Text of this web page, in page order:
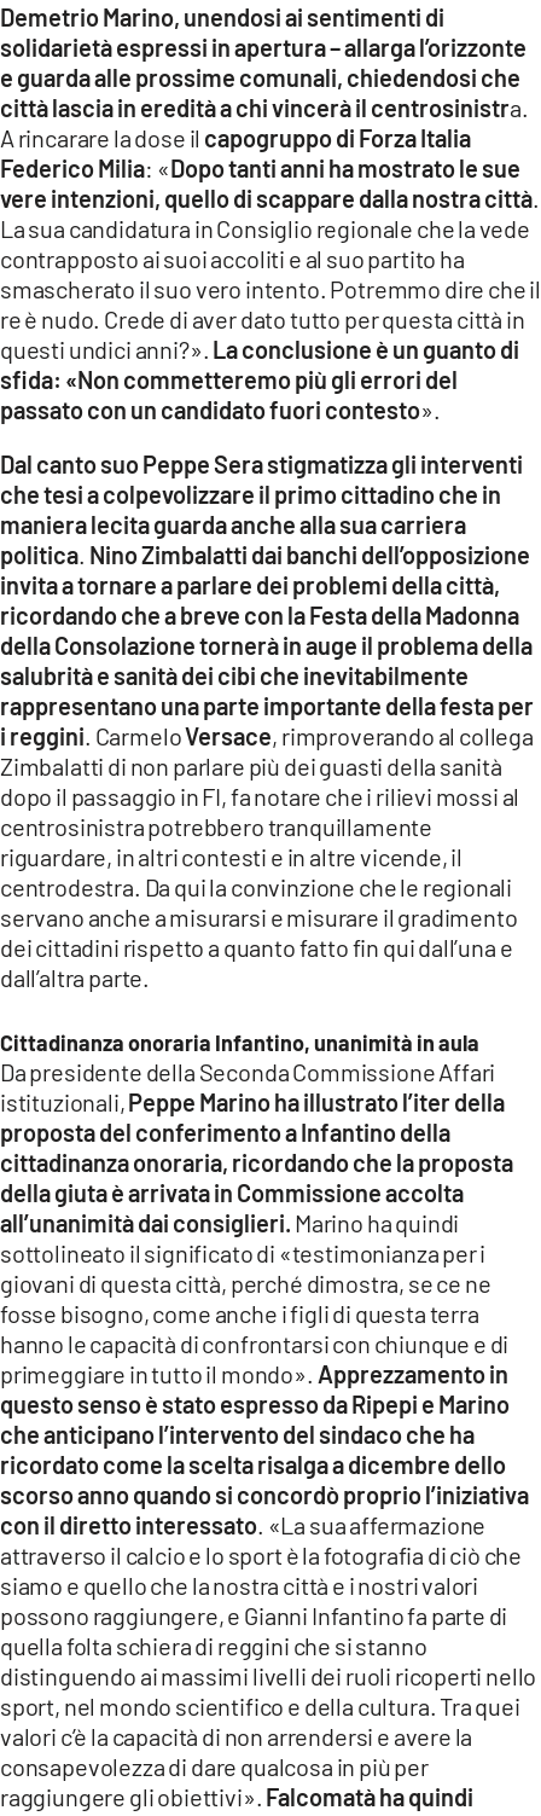
Demetrio Marino, unendosi ai sentimenti di
solidarietà espressi in apertura – allarga l’orizzonte
e guarda alle prossime comunali, chiedendosi che
città lascia in eredità a chi vincerà il centrosinistra.
A rincarare la dose il capogruppo di Forza Italia
Federico Milia: «Dopo tanti anni ha mostrato le sue
vere intenzioni, quello di scappare dalla nostra città
La sua candidatura in Consiglio regionale che la vede
contrapposto ai suoi accoliti e al suo partito ha
smascherato il suo vero intento. Potremmo dire che il
re è nudo. Crede di aver dato tutto per questa città in
questi undici anni?». La conclusione è un guanto di
sfida: «Non commetteremo più gli errori del
passato con un candidato fuori contesto».
Dal canto suo Peppe Sera stigmatizza gli interventi
che tesi a colpevolizzare il primo cittadino che in
maniera lecita guarda anche alla sua carriera
politica Nino Zimbalatti dai banchi dell’opposizione
invita a tornare a parlare dei problemi della città,
ricordando che a breve con la Festa della Madonna
della Consolazione tornerà in auge il problema della
salubrità e sanità dei cibi che inevitabilmente
rappresentano una parte importante della festa per
i reggini . CarmeloVersace, rimproverando al collega
Zimbalatti di non parlare più dei guasti della sanità
dopo il passaggio in FI, fa notare che i rilievi mossi al
centrosinistra potrebbero tranquillamente
riguardare, in altri contesti e in altre vicende, il
centrodestra. Da qui la convinzione che le regionali
servano anche a misurarsi e misurare il gradimento
dei cittadini rispetto a quanto fatto fin qui dall’una e
dall’altra parte.
Cittadinanza onoraria Infantino, unanimità in aula
Da presidente della Seconda Commissione Affari
istituzionali,Peppe Marino ha illustrato l’iter della
proposta del conferimento a Infantino della
cittadinanza onoraria, ricordando che la proposta
della giuta è arrivata in Commissione accolta
all’unanimità dai consiglieri. Marino ha quindi
sottolineato il significato di «testimonianza per i
giovani di questa città, perché dimostra, se ce ne
fosse bisogno, come anche i figli di questa terra
hanno le capacità di confrontarsi con chiunque e di
primeggiare in tutto il mondo». Apprezzamento in
questo senso è stato espresso da Ripepi e Marino
che anticipano l’intervento del sindaco che ha
ricordato come la scelta risalga a dicembre dello
scorso anno quando si concordò proprio l’iniziativa
con il diretto interessato . «La sua affermazione
attraverso il calcio e lo sport è la fotografia di ciò che
siamo e quello che la nostra città e i nostri valori
possono raggiungere, e Gianni Infantino fa parte di
quella folta schiera di reggini che si stanno
distinguendo ai massimi livelli dei ruoli ricoperti nello
sport, nel mondo scientifico e della cultura. Tra quei
valori c’è la capacità di non arrendersi e avere la
consapevolezza di dare qualcosa in più per
raggiungere gli obiettivi». Falcomatà ha quindi